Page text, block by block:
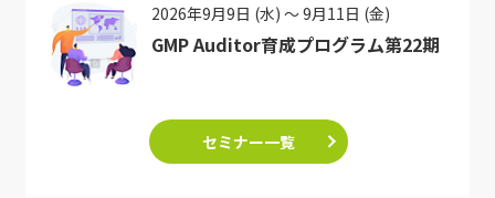
2026年9月9日 (水) ～ 9月11日 (金)
GMP Auditor育成プログラム第22期
セミナー一覧